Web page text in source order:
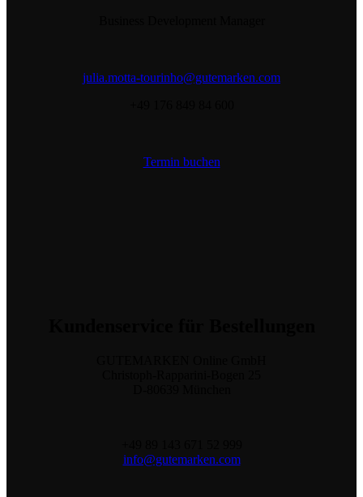
julia.motta-tourinho@gutemarken.com
Termin buchen
info@gutemarken.com